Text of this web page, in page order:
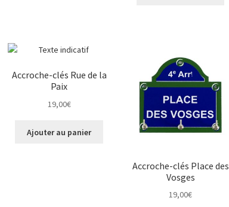
Accroche-clés Rue de la
Paix
19,00€
Ajouter au panier
Accroche-clés Place des
Vosges
19,00€